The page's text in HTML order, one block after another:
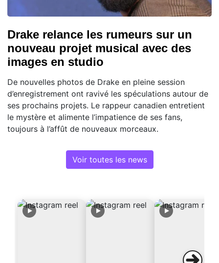
Drake relance les rumeurs sur un
nouveau projet musical avec des
images en studio
De nouvelles photos de Drake en pleine session
d’enregistrement ont ravivé les spéculations autour de
ses prochains projets. Le rappeur canadien entretient
le mystère et alimente l’impatience de ses fans,
toujours à l’affût de nouveaux morceaux.
Voir toutes les news